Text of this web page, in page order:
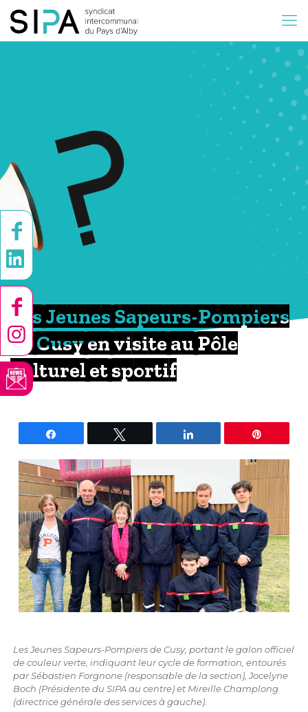
Les Jeunes Sapeurs-Pompiers
de Cusy en visite au Pôle
culturel et sportif
Les Jeunes Sapeurs-Pompiers de Cusy, portant le galon officiel
de couleur verte, indiquant leur cycle de formation, entourés
par Sébastien Forgnone (responsable de la section),Jocelyne
Boch (Présidente du SIPA au centre) et Mireille Champlong
(directrice générale des services à gauche).